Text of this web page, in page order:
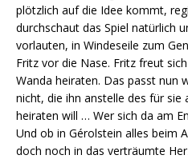
plötzlich auf die Idee kommt,
durchschaut das Spiel natürlich
vorlauten, in Windeseile zum
Fritz vor die Nase. Fritz freut
Wanda heiraten. Das passt nun
nicht, die ihn anstelle des für sie
heiraten will … Wer sich da am
Und ob in Gérolstein alles beim
doch noch in das verträumte